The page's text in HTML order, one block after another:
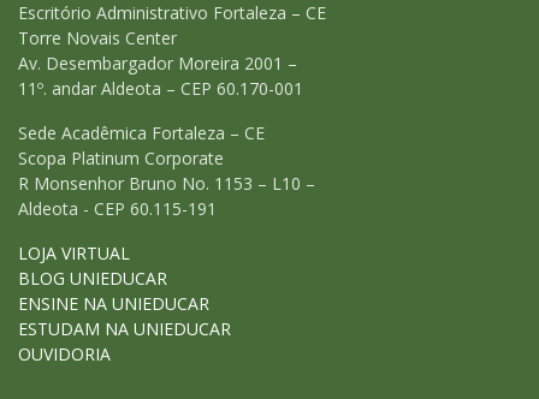
Escritório Administrativo Fortaleza – CE
Torre Novais Center
Av. Desembargador Moreira 2001 –
11º. andar Aldeota – CEP 60.170-001
Sede Acadêmica Fortaleza – CE
Scopa Platinum Corporate
R Monsenhor Bruno No. 1153 – L10 –
Aldeota - CEP 60.115-191
LOJA VIRTUAL
BLOG UNIEDUCAR
ENSINE NA UNIEDUCAR
ESTUDAM NA UNIEDUCAR
OUVIDORIA